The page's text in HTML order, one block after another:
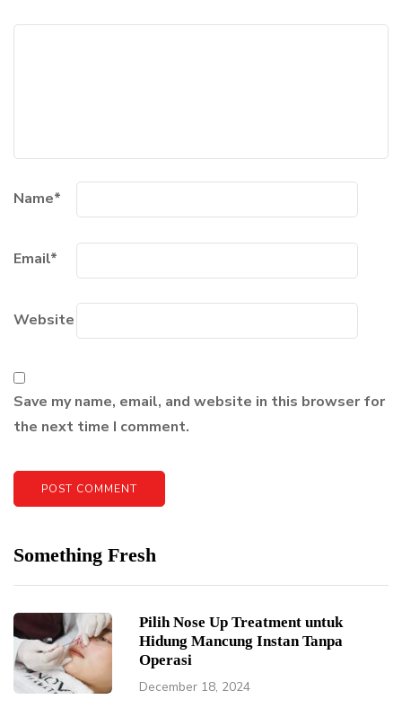
Name*
Email*
Website
Save my name, email, and website in this browser for
the next time I comment.
Something Fresh
Pilih Nose Up Treatment untuk
Hidung Mancung Instan Tanpa
Operasi
December 18, 2024